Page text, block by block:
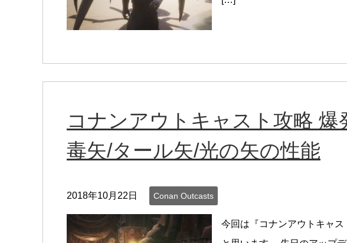
コナンアウトキャスト攻略 爆
毒矢/タール矢/光の矢の性能
2018年10月22日 Conan Outcasts
今回は『コナンアウトキャ